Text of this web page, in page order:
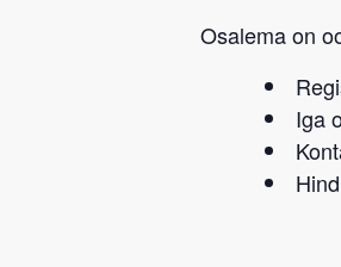
Osalema on
Iga